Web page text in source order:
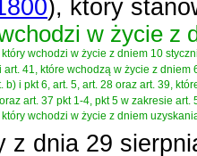
), który
w życie z
wchodzi w życie z dniem 10
art. 41, które wchodzą w życie z dniem
b) i pkt 6, art. 5, art. 28 oraz art. 39,
art. 37 pkt 1-4, pkt 5 w zakresie
który wchodzi w życie z dniem
z dnia 29